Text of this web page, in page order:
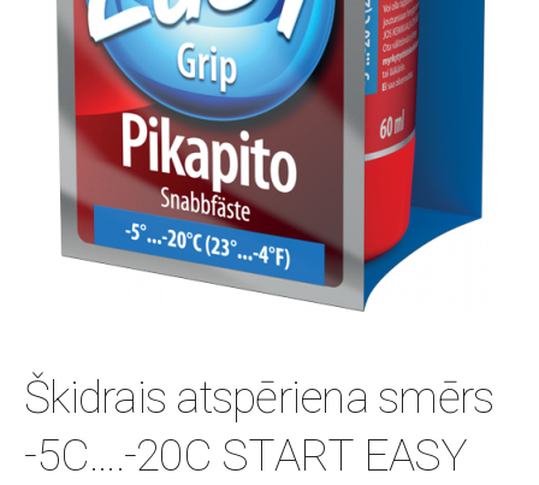
Škidrais atspēriena smērs
-5C....-20C START EASY